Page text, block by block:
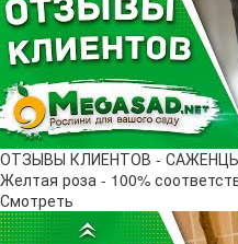
ОТЗЫВЫ КЛИЕНТОВ - САЖЕНЦЫ
Желтая роза - 100%
Смотреть